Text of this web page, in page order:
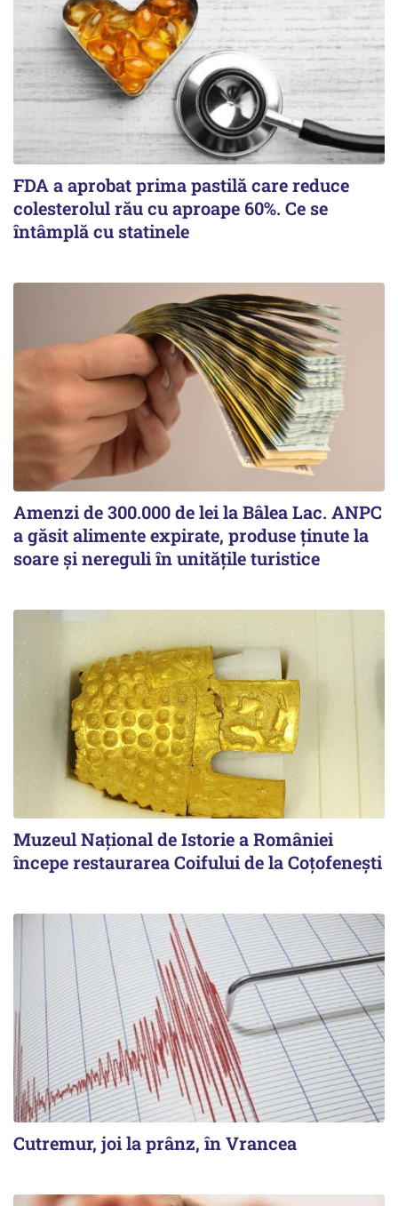
FDA a aprobat prima pastilă care reduce
colesterolul rău cu aproape 60%. Ce se
întâmplă cu statinele
Amenzi de 300.000 de lei la Bâlea Lac. ANPC
a găsit alimente expirate, produse ținute la
soare și nereguli în unitățile turistice
Muzeul Național de Istorie a României
începe restaurarea Coifului de la Coțofenești
Cutremur, joi la prânz, în Vrancea